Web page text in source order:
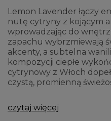
Lemon Lavender łączy
nutę cytryny z kojącym
wprowadzając do
zapachu wybrzmiewają
akcenty, a subtelna
kompozycji ciepłe
cytrynowy z Włoch
czystą, promienną
czytaj więcej